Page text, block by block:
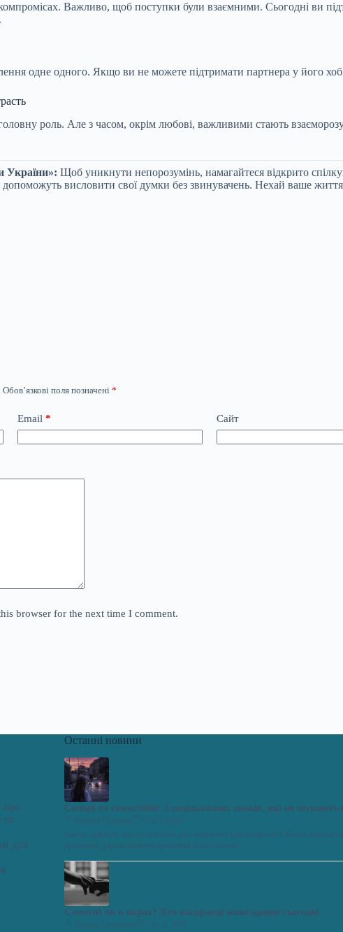
Важливо, щоб поступки були взаємними. Сьогодні ви
одне одного. Якщо ви не можете підтримати партнера у його
роль. Але з часом, окрім любові, важливими стають
України»: Щоб уникнути непорозумінь, намагайтеся відкрито
висловити свої думки без звинувачень. Нехай ваше
Обов’язкові поля позначені *
Email * Сайт
browser for the next time I comment.
про
для
Останні новини
Сильні та самостійні: 5 зодіакальних знаків, які не шукають
Самотні чи в парах? Хто насправді живе краще сьогодні